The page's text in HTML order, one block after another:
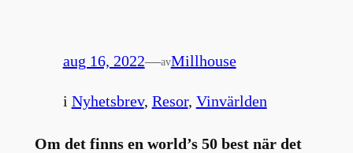
aug 16, 2022—avMillhouse
i Nyhetsbrev, Resor, Vinvärlden
Om det finns en world’s 50 best när det